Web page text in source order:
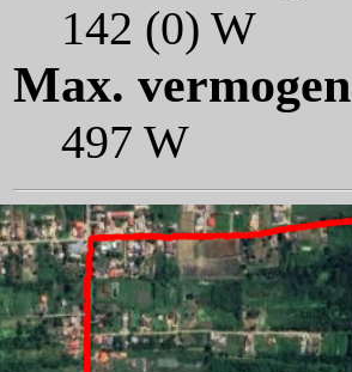
142 (0) W
Max. vermogen
497 W